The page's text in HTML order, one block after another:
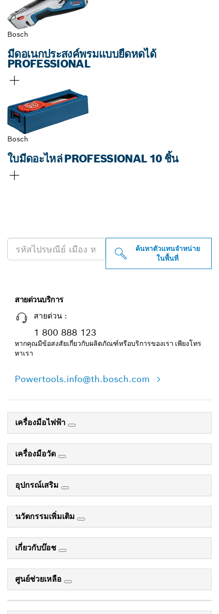
Bosch
มีดอเนกประสงค์พรมแบบยืดหดได้
PROFESSIONAL
Bosch
ใบมีดอะไหล่ PROFESSIONAL 10 ชิ้น
ค้นหาตัวแทนจำหน่าย
ในพื้นที่
สายด่วนบริการ
สายด่วน :
1 800 888 123
หากคุณมีข้อสงสัยเกี่ยวกับผลิตภัณฑ์หรือบริการของเรา เพียงโทร
หาเรา
Powertools.info@th.bosch.com
เครื่องมือไฟฟ้า
เครื่องมือวัด
อุปกรณ์เสริม
นวัตกรรมเพิ่มเติม
เกี่ยวกับบ๊อช
ศูนย์ช่วยเหลือ